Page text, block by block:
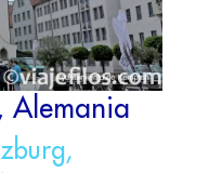
Alemania
,